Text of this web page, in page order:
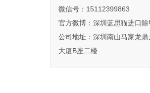
微信号：15112399863
官方微博： 深圳蓝思猫进口除
公司地址：深圳南山马家龙鼎
大厦B座二楼